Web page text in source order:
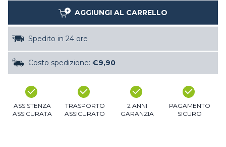
AGGIUNGI AL CARRELLO
Spedito in 24 ore
Costo spedizione: €9,90
ASSISTENZA
ASSICURATA
TRASPORTO
ASSICURATO
2 ANNI
GARANZIA
PAGAMENTO
SICURO